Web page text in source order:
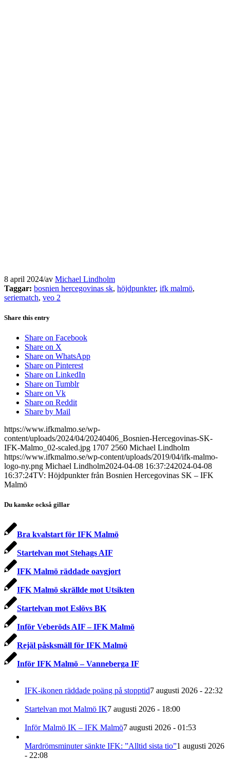
8 april 2024/av Michael Lindholm
Taggar: bosnien hercegovinas sk, höjdpunkter, ifk malmö,
seriematch, veo 2
Share this entry
Share on Facebook
Share on X
Share on WhatsApp
Share on Pinterest
Share on LinkedIn
Share on Tumblr
Share on Vk
Share on Reddit
Share by Mail
https://www.ifkmalmo.se/wp-
content/uploads/2024/04/20240406_Bosnien-Hercegovinas-SK-
IFK-Malmo_02-scaled.jpg 1707 2560 Michael Lindholm
https://www.ifkmalmo.se/wp-content/uploads/2019/04/ifk-malmo-
logo-ny.png Michael Lindholm2024-04-08 16:37:242024-04-08
16:37:24TV: Höjdpunkter från Bosnien Hercegovinas SK – IFK
Malmö
Du kanske också gillar
Bra kvalstart för IFK Malmö
Startelvan mot Stehags AIF
IFK Malmö räddade oavgjort
IFK Malmö skrällde mot Utsikten
Startelvan mot Eslövs BK
Inför Veberöds AIF – IFK Malmö
Rejäl påsksmäll för IFK Malmö
Inför IFK Malmö – Vanneberga IF
IFK-ikonen räddade poäng på stopptid7 augusti 2026 - 22:32
Startelvan mot Malmö IK7 augusti 2026 - 18:00
Inför Malmö IK – IFK Malmö7 augusti 2026 - 01:53
Mardrömsminuter sänkte IFK: ”Alltid sista tio”1 augusti 2026
- 22:08